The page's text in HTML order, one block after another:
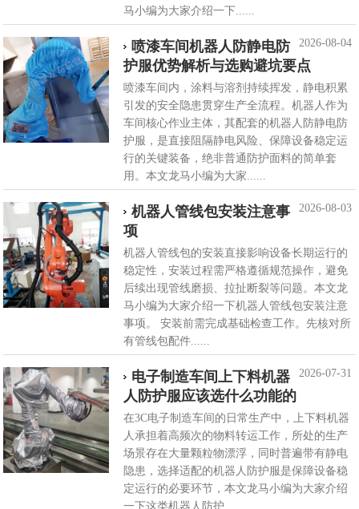
马小编为大家介绍一下......
2026-08-04
喷漆车间机器人防静电防
护服优势解析与选购避坑要点
喷漆车间内，涂料与溶剂持续挥发，静电积累
引发的安全隐患贯穿生产全流程。机器人作为
车间核心作业主体，其配套的机器人防静电防
护服，是直接阻隔静电风险、保障设备稳定运
行的关键装备，绝非普通防护面料的简单套
用。本文龙马小编为大家......
2026-08-03
机器人管线包安装注意事
项
机器人管线包的安装直接影响设备长期运行的
稳定性，安装过程需严格遵循规范操作，避免
后续出现管线磨损、拉扯断裂等问题。本文龙
马小编为大家介绍一下机器人管线包安装注意
事项。 安装前需完成基础检查工作。先核对所
有管线包配件......
2026-07-31
电子制造车间上下料机器
人防护服应该选什么功能的
在3C电子制造车间的日常生产中，上下料机器
人承担着高频次的物料转运工作，所处的生产
场景存在大量颗粒物漂浮，同时普遍带有静电
隐患，选择适配的机器人防护服是保障设备稳
定运行的必要环节，本文龙马小编为大家介绍
一下这类机器人防护......